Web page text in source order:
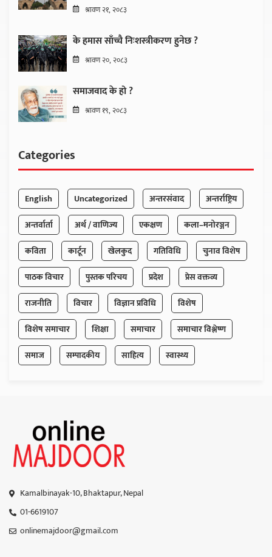
श्रावण २१, २०८३
के हमास साँच्चै निःशस्त्रीकरण हुनेछ ?
श्रावण २०, २०८३
समाजवाद के हो ?
श्रावण १९, २०८३
Categories
English Uncategorized अन्तरसंवाद
अन्तर्राष्ट्रिय
अन्तर्वार्ता
अर्थ / वाणिज्य एकक्षण
कला–मनोरञ्जन
कविता
कार्टून खेलकुद गतिविधि
चुनाव विशेष
पाठक विचार
पुस्तक परिचय प्रदेश
प्रेस वक्तव्य
राजनीति
विचार विज्ञान प्रविधि
विशेष
विशेष समाचार
शिक्षा समाचार
समाचार विश्लेष्ण
समाज
सम्पादकीय साहित्य स्वास्थ्य
Kamalbinayak-10, Bhaktapur, Nepal
01-6619107
onlinemajdoor@gmail.com